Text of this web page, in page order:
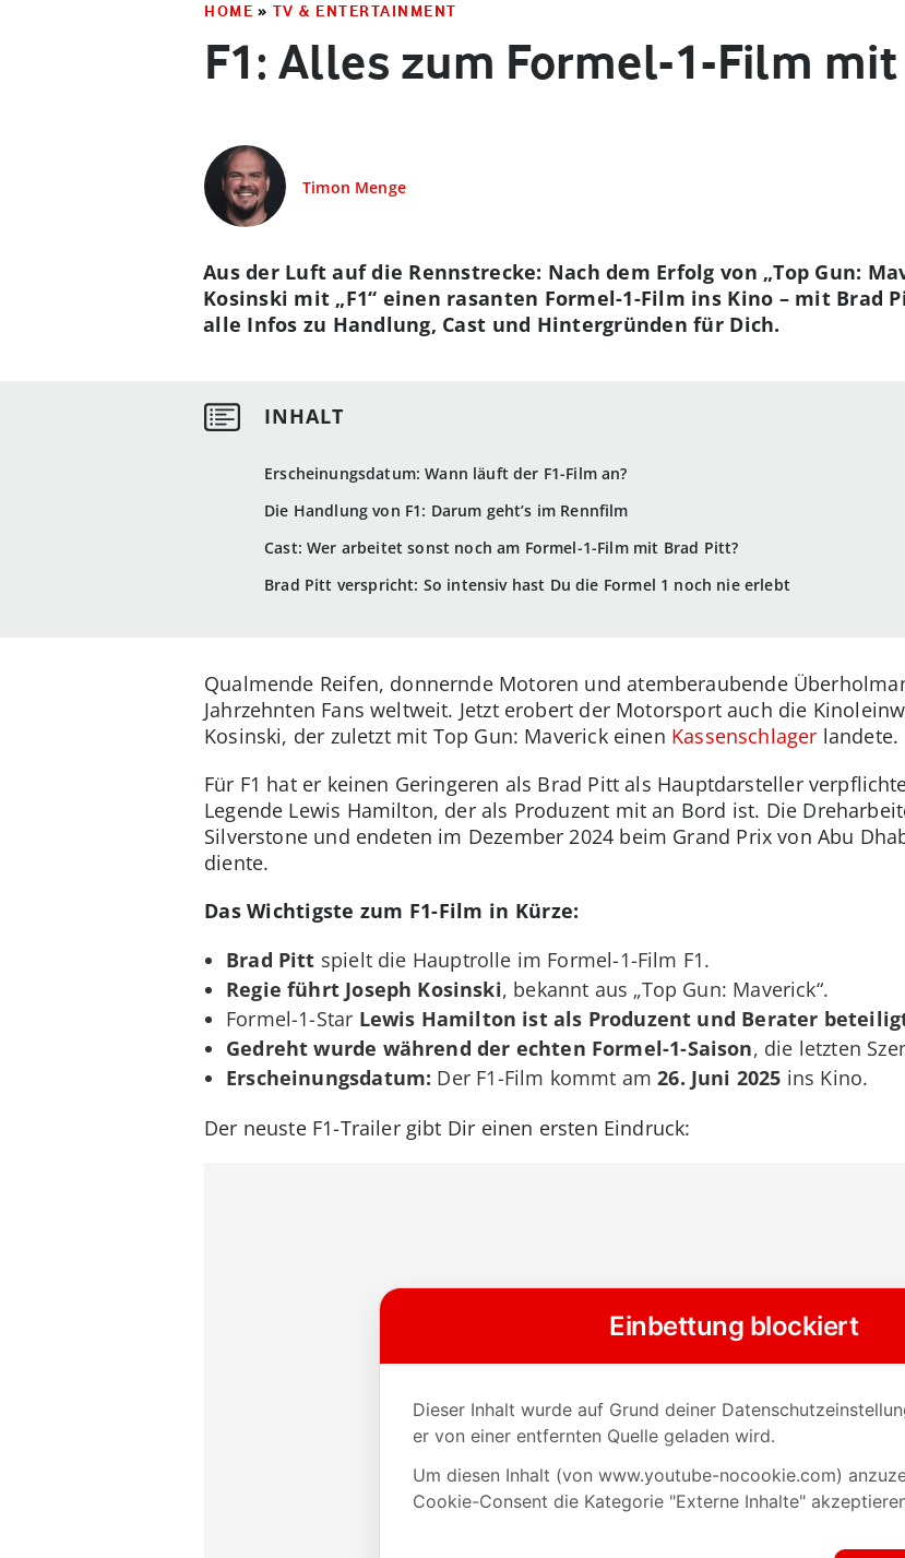
HOME » TV & ENTERTAINMENT
F1: Alles zum Formel-1-Film
Timon Menge
Erscheinungsdatum: Wann läuft der F1-Film an?
Die Handlung von F1: Darum geht’s im Rennfilm
Cast: Wer arbeitet sonst noch am Formel-1-Film mit Brad Pitt?
Brad Pitt verspricht: So intensiv hast Du die Formel 1 noch nie erlebt
Aus der Luft auf die Rennstrecke: Nach dem Erfolg von „Top Gun:
Kosinski mit „F1“ einen rasanten Formel-1-Film ins Kino – mit Brad
alle Infos zu Handlung, Cast und Hintergründen für Dich.
Qualmende Reifen, donnernde Motoren und atemberaubende
Jahrzehnten Fans weltweit. Jetzt erobert der Motorsport auch die
Kosinski, der zuletzt mit Top Gun: Maverick einen Kassenschlager landete.
Für F1 hat er keinen Geringeren als Brad Pitt als Hauptdarsteller
Legende Lewis Hamilton, der als Produzent mit an Bord ist. Die
Silverstone und endeten im Dezember 2024 beim Grand Prix von Abu
diente.
Das Wichtigste zum F1-Film in Kürze:
Brad Pitt spielt die Hauptrolle im Formel-1-Film F1.
Regie führt Joseph Kosinski, bekannt aus „Top Gun: Maverick“.
Formel-1-Star Lewis Hamilton ist als Produzent und Berater
Gedreht wurde während der echten Formel-1-Saison, die letzten
Erscheinungsdatum: Der F1-Film kommt am26. Juni 2025 ins Kino.
Der neuste F1-Trailer gibt Dir einen ersten Eindruck: